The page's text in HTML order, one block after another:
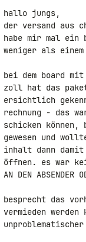
hallo jungs,
der versand aus
habe mir mal ein
weniger als einem
bei dem board
zoll hat das
ersichtlich
rechnung - das
schicken können,
gewesen und
inhalt dann
öffnen. es war
AN DEN ABSENDER
besprecht das
vermieden